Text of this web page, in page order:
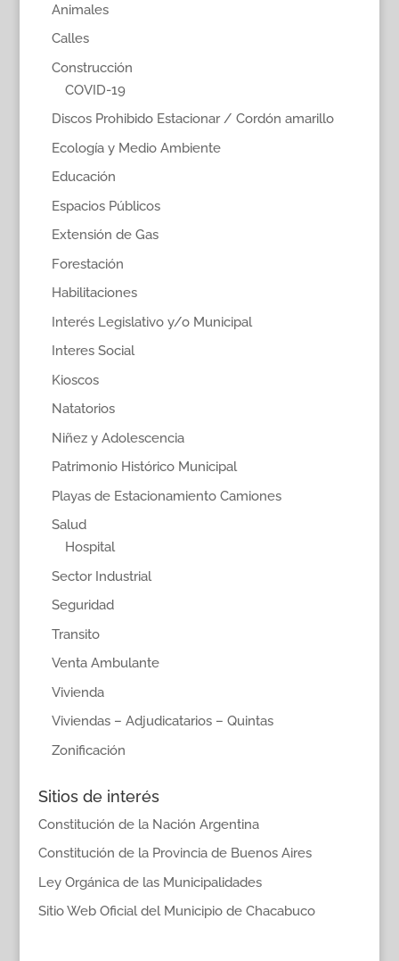
Animales
Calles
Construcción
COVID-19
Discos Prohibido Estacionar / Cordón amarillo
Ecología y Medio Ambiente
Educación
Espacios Públicos
Extensión de Gas
Forestación
Habilitaciones
Interés Legislativo y/o Municipal
Interes Social
Kioscos
Natatorios
Niñez y Adolescencia
Patrimonio Histórico Municipal
Playas de Estacionamiento Camiones
Salud
Hospital
Sector Industrial
Seguridad
Transito
Venta Ambulante
Vivienda
Viviendas – Adjudicatarios – Quintas
Zonificación
Sitios de interés
Constitución de la Nación Argentina
Constitución de la Provincia de Buenos Aires
Ley Orgánica de las Municipalidades
Sitio Web Oficial del Municipio de Chacabuco